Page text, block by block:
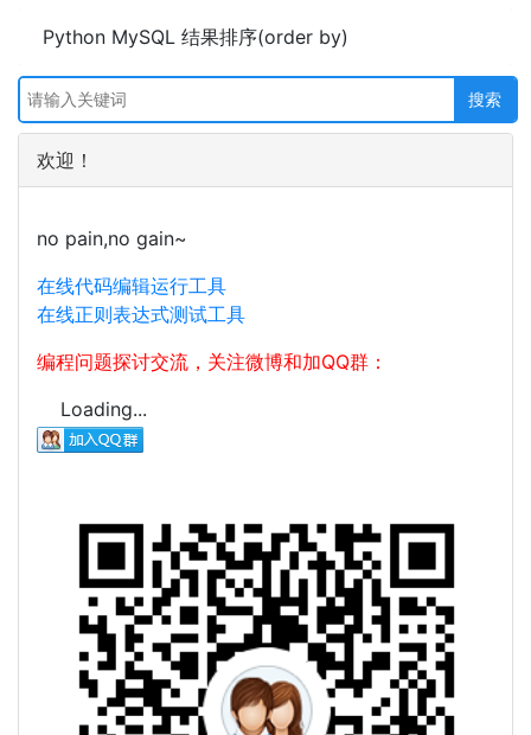
Python MySQL 结果排序(order by)
欢迎！
no pain,no gain~
在线代码编辑运行工具
在线正则表达式测试工具
编程问题探讨交流，关注微博和加QQ群：
Loading...